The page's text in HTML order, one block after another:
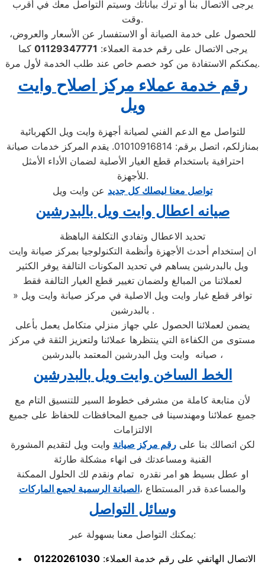
يرجى الاتصال بنا أو ترك بياناتك وسيتم التواصل معك في أقرب
وقت.
للحصول على خدمة الصيانة أو الاستفسار عن الأسعار والعروض،
يرجى الاتصال على رقم خدمة العملاء: 01129347771 كما
يمكنكم الاستفادة من كود خصم خاص عند طلب الخدمة لأول مرة.
رقم خدمة عملاء مركز اصلاح وايت
ويل
للتواصل مع الدعم الفني لصيانة أجهزة وايت ويل الكهربائية
بمنازلكم، اتصل برقم: 01010916814. يقدم المركز خدمات صيانة
احترافية باستخدام قطع الغيار الأصلية لضمان الأداء الأمثل
للأجهزة.
تواصل معنا ليصلك كل جديد عن وايت ويل
صيانه اعطال وايت ويل بالبدرشين
تحديد الاعطال وتفادي التكلفة الباهظة
ان إستخدام أحدث الأجهزة وأنظمة التكنولوجيا بمركز صيانة وايت
ويل بالبدرشين يساهم في تحديد المكونات التالفة يوفر الكثير
لعملائنا من المبالغ ولضمان تغيير قطع الغيار التالفة فقط
» توافر قطع غيار وايت ويل الاصلية في مركز صيانة وايت ويل
بالبدرشين .
يضمن لعملائنا الحصول علي جهاز منزلي متكامل يعمل بأعلى
مستوى من الكفاءة التي ينتظرها عملائنا ولتعزيز الثقة في مركز
صيانه وايت ويل البدرشين المعتمد بالبدرشين ،
الخط الساخن وايت ويل بالبدرشين
لأن متابعة كاملة من مشرفى خطوط السير للتنسيق التام مع
جميع عملائنا ومهندسينا فى جميع المحافظات للحفاظ على جميع
الالتزامات
لكن اتصالك بنا علىرقم مركز صيانة وايت ويل لتقديم المشورة
القنية ومساعدتك فى انهاء مشكلة طارئة
او عطل بسيط هو امر نقدره تمام ونقدم لك الحلول الممكنة
والمساعدة قدر المستطاع ،الصيانة الرسمية لجمع الماركات
وسائل التواصل
يمكنك التواصل معنا بسهولة عبر:
الاتصال الهاتفي على رقم خدمة العملاء:01220261030